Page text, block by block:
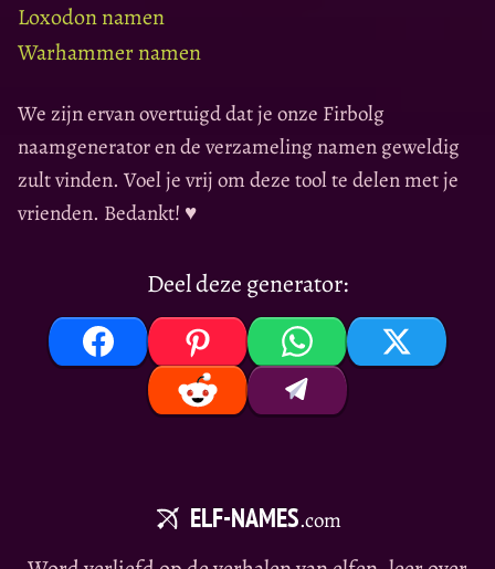
Loxodon namen
Warhammer namen
We zijn ervan overtuigd dat je onze Firbolg
naamgenerator en de verzameling namen geweldig
zult vinden. Voel je vrij om deze tool te delen met je
vrienden. Bedankt! ♥
Deel deze generator:
ELF-NAMES.com